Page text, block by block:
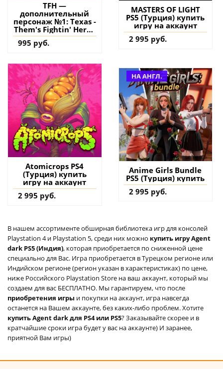
TFH —
дополнительный
персонаж №1: Texas -
Them's Fightin' Herds
PS4 & PS5 (Турция)
купить дополнение
995 руб.
MASTERS OF LIGHT
PS5 (Турция) купить
игру на аккаунт
2 995 руб.
Atomicrops PS4
(Турция) купить
игру на аккаунт
2 995 руб.
НА АНГЛ.
Anime Girls Bundle
PS5 (Турция) купить
2 995 руб.
В нашем ассортименте обширная библиотека игр для консолей
Playstation 4 и Playstation 5, среди них можно купить игру Agent
dark PS5 (Индия), которая приобретается по сниженной цене
специально для Вас. Игра приобретается в Турецком регионе или
Индийском регионе (регион указан в характеристиках) по цене,
ниже Российского Playstation Store на ваш аккаунт, который мы
создаем для вас БЕСПЛАТНО. Мы гарантируем, что после
приобретения игры и покупки на аккаунт, игра навсегда
останется на Вашем аккаунте, без каких-либо проблем. Хотите
купить Agent dark для PS4 или PS5? Заказывайте скорее и в
кратчайшие сроки игра будет у вас на аккаунте) И заранее,
приятной Вам игры)